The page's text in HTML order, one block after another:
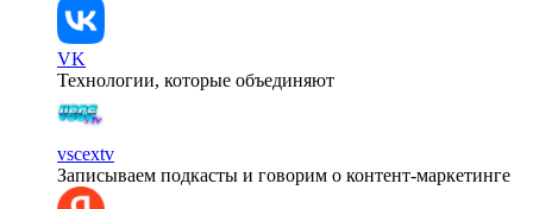
VK
Технологии, которые объединяют
vscextv
Записываем подкасты и говорим о контент-маркетинге